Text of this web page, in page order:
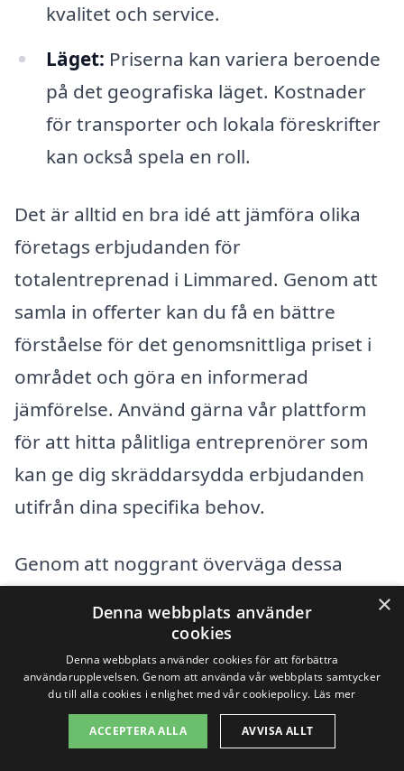
kvalitet och service.
Läget: Priserna kan variera beroende
på det geografiska läget. Kostnader
för transporter och lokala föreskrifter
kan också spela en roll.
Det är alltid en bra idé att jämföra olika
företags erbjudanden för
totalentreprenad i Limmared. Genom att
samla in offerter kan du få en bättre
förståelse för det genomsnittliga priset i
området och göra en informerad
jämförelse. Använd gärna vår plattform
för att hitta pålitliga entreprenörer som
kan ge dig skräddarsydda erbjudanden
utifrån dina specifika behov.
Genom att noggrant överväga dessa
kostnaderna och förbereda dig för en
framgångsrik byggprocess. Tveka inte att
kontakta olika entreprenörer för att
diskutera dina planer och få inspiration till
×
Denna webbplats använder
cookies
Denna webbplats använder cookies för att förbättra
användarupplevelsen. Genom att använda vår webbplats samtycker
du till alla cookies i enlighet med vår cookiepolicy. Läs mer
ACCEPTERA ALLA AVVISA ALLT